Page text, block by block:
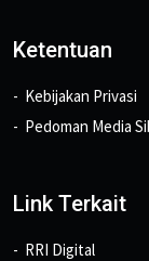
Ketentuan
Kebijakan Privasi
Pedoman Media
Link Terkait
RRI Digital